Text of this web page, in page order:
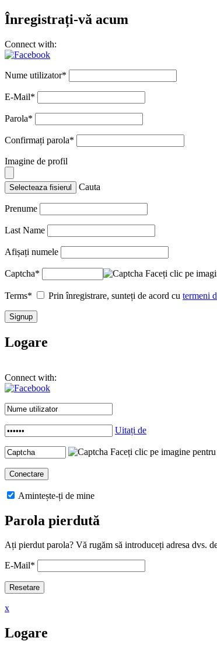
Înregistrați-vă acum
Connect with:
Nume utilizator*
E-Mail*
Parola*
Confirmați parola*
Imagine de profil
Selecteaza fisierul Cauta
Prenume
Last Name
Afișați numele
Captcha* Faceți clic pe
Terms* Prin înregistrare, sunteți de acord cu termeni
Logare
Connect with:
Uitați de
Faceți clic pe imagine
Amintește-ți de mine
Parola pierdută
Ați pierdut parola? Vă rugăm să introduceți adresa dvs.
E-Mail*
x
Logare